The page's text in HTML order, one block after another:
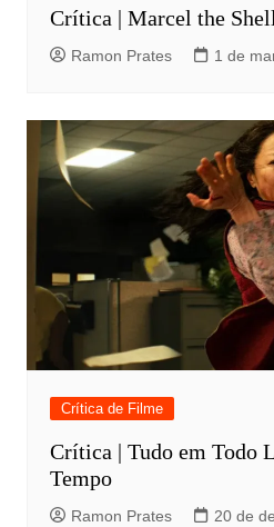
Crítica | Marcel the
Ramon Prates 1 de
Crítica de Filme
Crítica | Tudo em Todo
Tempo
Ramon Prates
20 de